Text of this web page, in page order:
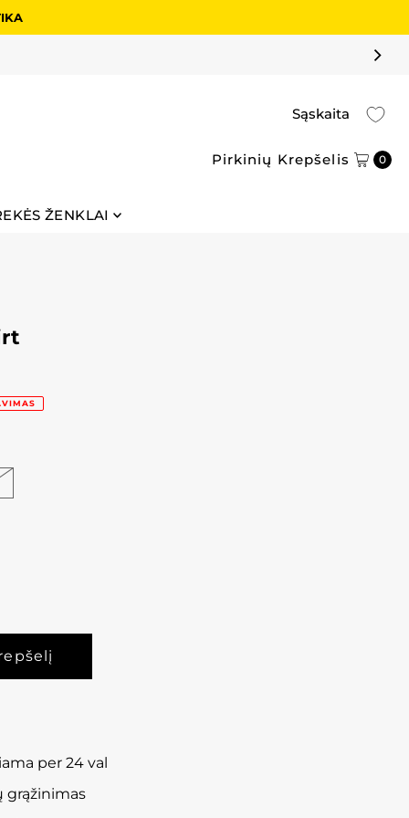
Sąskaita
Pirkinių Krepšelis 0
ŽENKLAI
per 24 val
grąžinimas